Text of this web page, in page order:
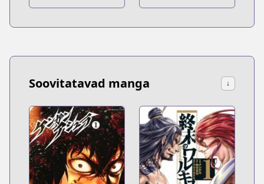
Soovitatavad manga ↓